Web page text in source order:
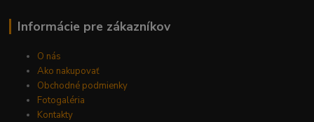
Informácie pre zákazníkov
O nás
Ako nakupovať
Obchodné podmienky
Fotogaléria
Kontakty